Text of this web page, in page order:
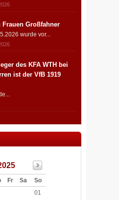
Frauen Großfahner
wurde vor...
des KFA WTH bei
ist der VfB 1919
Fr Sa
So
01